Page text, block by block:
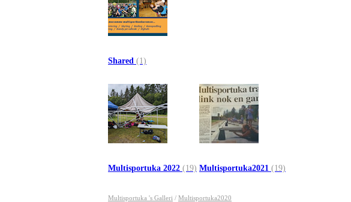
Shared (1)
Multisportuka 2022 (19) Multisportuka2021 (19)
Multisportuka 's Galleri / Multisportuka2020